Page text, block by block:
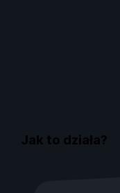
Jak to działa?